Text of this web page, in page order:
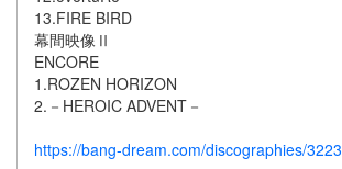
13.FIRE BIRD
幕間映像Ⅱ
ENCORE
1.ROZEN HORIZON
2.－HEROIC ADVENT－
https://bang-dream.com/discographies/3223